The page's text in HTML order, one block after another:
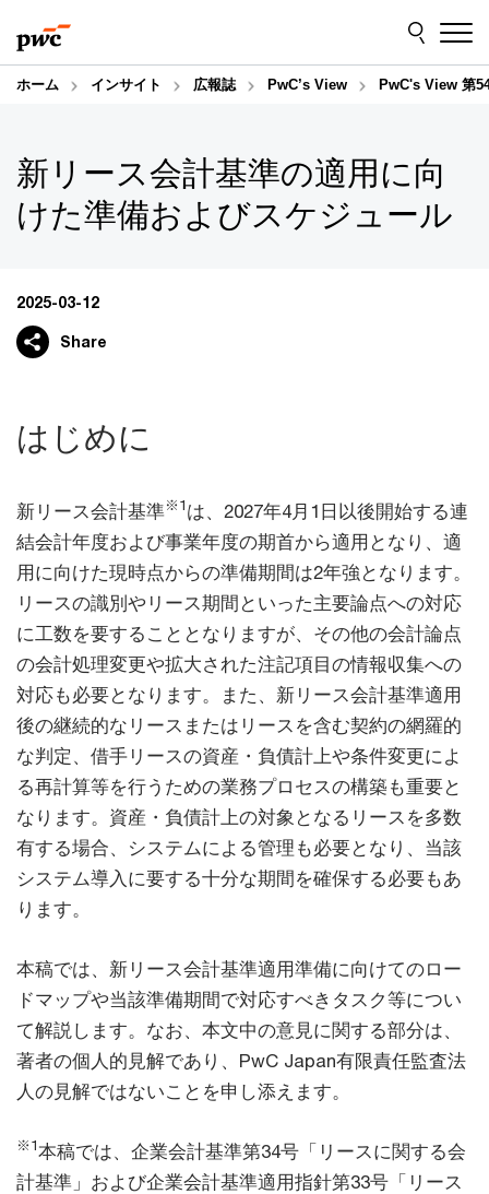
to
content
to
footer
ホーム インサイト 広報誌 PwC’s View PwC's View 第
新リース会計基準の適用に向
けた準備およびスケジュール
2025-03-12
Share
はじめに
新リース会計基準※1は、2027年4月1日以後開始する連
結会計年度および事業年度の期首から適用となり、適
用に向けた現時点からの準備期間は2年強となります。
リースの識別やリース期間といった主要論点への対応
に工数を要することとなりますが、その他の会計論点
の会計処理変更や拡大された注記項目の情報収集への
対応も必要となります。また、新リース会計基準適用
後の継続的なリースまたはリースを含む契約の網羅的
な判定、借手リースの資産・負債計上や条件変更によ
る再計算等を行うための業務プロセスの構築も重要と
なります。資産・負債計上の対象となるリースを多数
有する場合、システムによる管理も必要となり、当該
システム導入に要する十分な期間を確保する必要もあ
ります。
本稿では、新リース会計基準適用準備に向けてのロー
ドマップや当該準備期間で対応すべきタスク等につい
て解説します。なお、本文中の意見に関する部分は、
著者の個人的見解であり、PwC Japan有限責任監査法
人の見解ではないことを申し添えます。
※1本稿では、企業会計基準第34号「リースに関する会
計基準」および企業会計基準適用指針第33号「リース